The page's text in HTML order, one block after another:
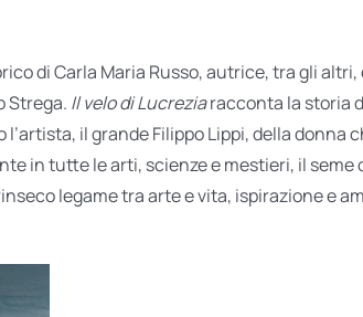
di Carla Maria Russo, autrice, tra gli altri,
Strega. Il velo di Lucreziaracconta la storia
il grande Filippo Lippi, della donna
in tutte le arti, scienze e mestieri, il seme
legame tra arte e vita, ispirazione e